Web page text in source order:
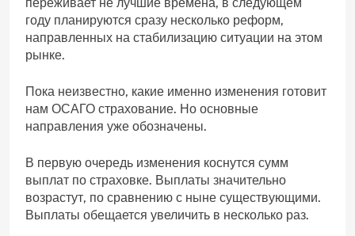
переживает не лучшие времена, в следующем
году планируются сразу несколько реформ,
направленных на стабилизацию ситуации на этом
рынке.
Пока неизвестно, какие именно изменения готовит
нам ОСАГО страхование. Но основные
направления уже обозначены.
В первую очередь изменения коснутся сумм
выплат по страховке. Выплаты значительно
возрастут, по сравнению с ныне существующими.
Выплаты обещается увеличить в несколько раз.